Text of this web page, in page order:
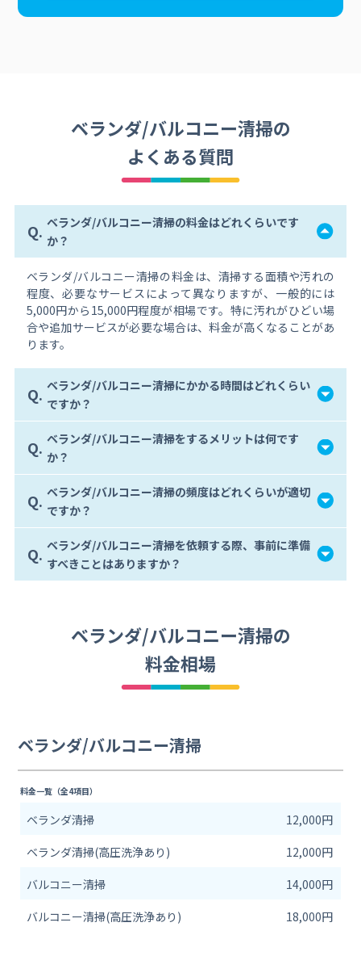
ベランダ/バルコニー清掃の
よくある質問
Q. ベランダ/バルコニー清掃の料金はどれくらいです
か？
ベランダ/バルコニー清掃の料金は、清掃する面積や汚れの
程度、必要なサービスによって異なりますが、一般的には
5,000円から15,000円程度が相場です。特に汚れがひどい場
合や追加サービスが必要な場合は、料金が高くなることがあ
ります。
Q. ベランダ/バルコニー清掃にかかる時間はどれくらい
ですか？
Q. ベランダ/バルコニー清掃をするメリットは何です
か？
Q. ベランダ/バルコニー清掃の頻度はどれくらいが適切
ですか？
Q. ベランダ/バルコニー清掃を依頼する際、事前に準備
すべきことはありますか？
ベランダ/バルコニー清掃の
料金相場
ベランダ/バルコニー清掃
料金一覧（全4項目）
ベランダ清掃
12,000円
ベランダ清掃(高圧洗浄あり)
12,000円
バルコニー清掃
14,000円
バルコニー清掃(高圧洗浄あり)
18,000円